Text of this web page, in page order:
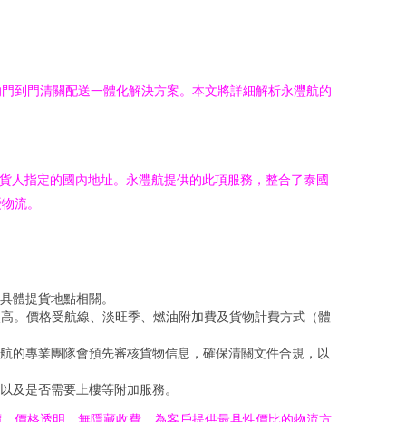
到門清關配送一體化解決方案。本文將詳細解析永灃航的
人指定的國內地址。永灃航提供的此項服務，整合了泰國
流。
體提貨地點相關。
。價格受航線、淡旺季、燃油附加費及貨物計費方式（體
的專業團隊會預先審核貨物信息，確保清關文件合規，以
及是否需要上樓等附加服務。